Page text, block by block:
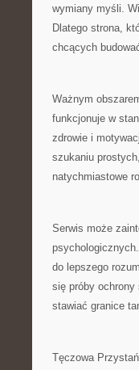
wymiany myśli.
Dlatego strona,
chcących
Ważnym
funkcjonuje w
zdrowie i
szukaniu
natychmiastowe
Serwis może
do lepszego
się próby ochrony
stawiać granice
Tęczowa